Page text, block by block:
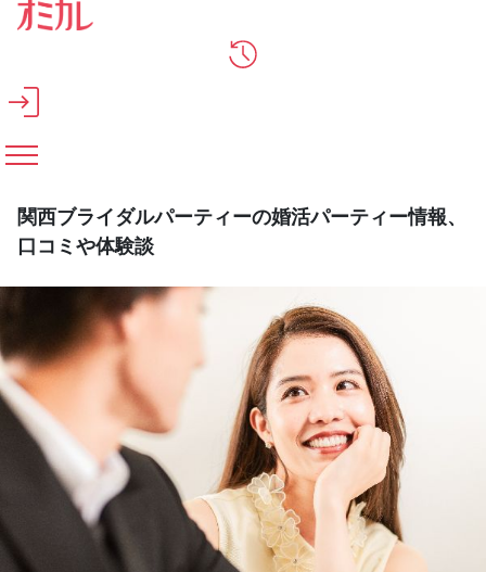
メインコンテンツへスキップ
関西ブライダルパーティーの婚活パーティー情報、
口コミや体験談